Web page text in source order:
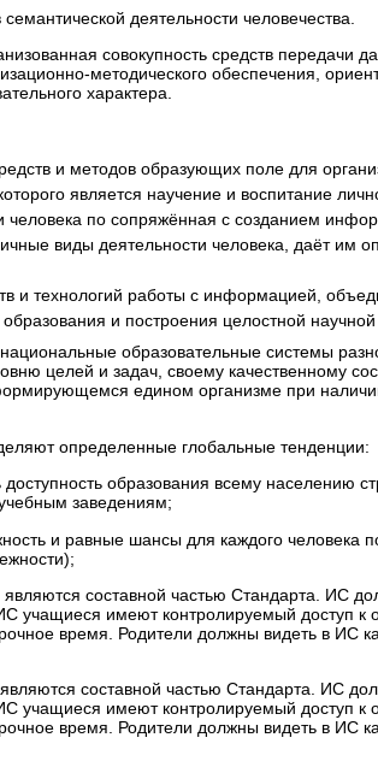
деятельности человечества.
совокупность средств передачи
методического обеспечения,
характера.
и методов образующих поле для
является научение и воспитание
по сопряжённая с созданием
виды деятельности человека, даёт им
и технологий работы с информацией,
и построения целостной
образователь­ные системы
целей и задач, своему качественному
едином организме при
опреде­ленные глобальные тенденции:
об­разования всему населению
заведениям;
и равные шансы для каждого человека
составной частью Стандарта. ИС
учащиеся имеют контролируемый доступ к
время. Родители должны видеть в ИС
составной частью Стандарта. ИС
учащиеся имеют контролируемый доступ к
время. Родители должны видеть в ИС